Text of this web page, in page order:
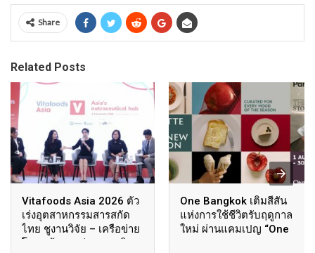
Share
Related Posts
Vitafoods Asia 2026 ตัว
เร่งอุตสาหกรรมสารสกัด
ไทย ชูงานวิจัย – เครือข่าย
โลก สร้างมูลค่าเศรษฐกิจ
One Bangkok เติมสีสัน
แห่งการใช้ชีวิตรับฤดูกาล
ใหม่ ผ่านแคมเปญ “One